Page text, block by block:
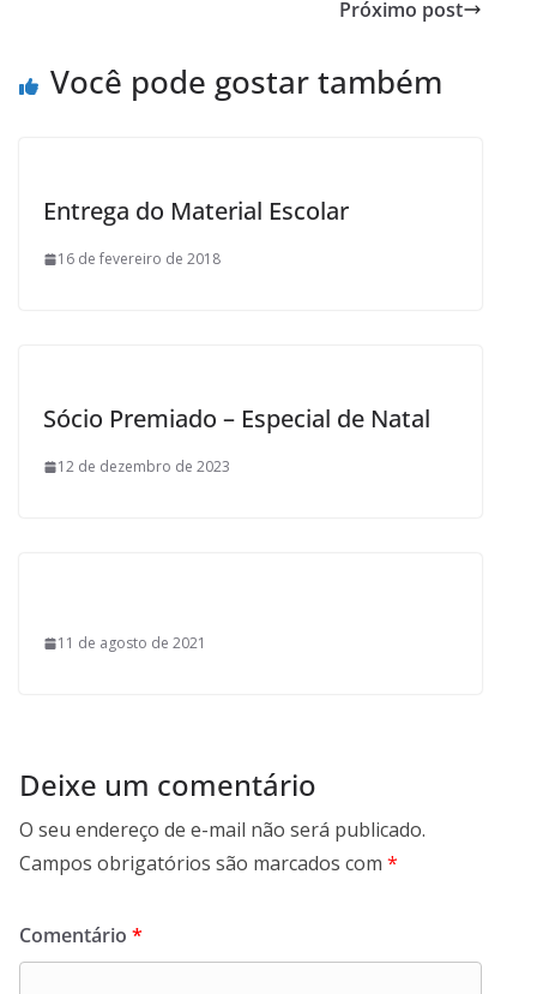
k
Próximo post
Você pode gostar também
Entrega do Material Escolar
16 de fevereiro de 2018
Sócio Premiado – Especial de Natal
12 de dezembro de 2023
11 de agosto de 2021
Deixe um comentário
O seu endereço de e-mail não será publicado.
Campos obrigatórios são marcados com *
Comentário *